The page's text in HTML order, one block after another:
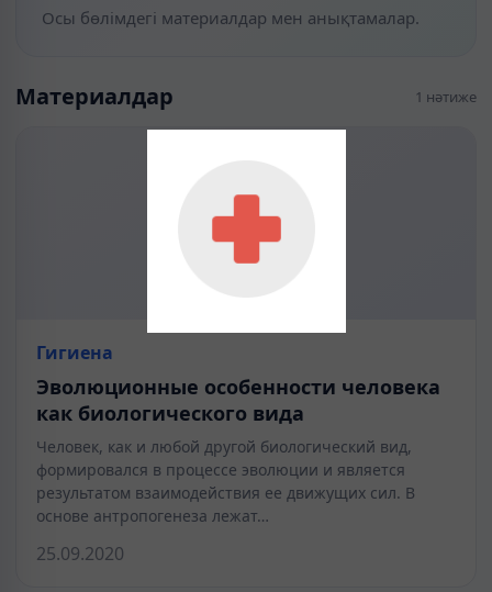
Осы бөлімдегі материалдар мен анықтамалар.
Материалдар 1 нәтиже
Гигиена
Эволюционные особенности человека
как биологического вида
Человек, как и любой другой биологический вид,
формировался в процессе эволюции и является
результатом взаимодействия ее движущих сил. В
основе антропогенеза лежат…
25.09.2020